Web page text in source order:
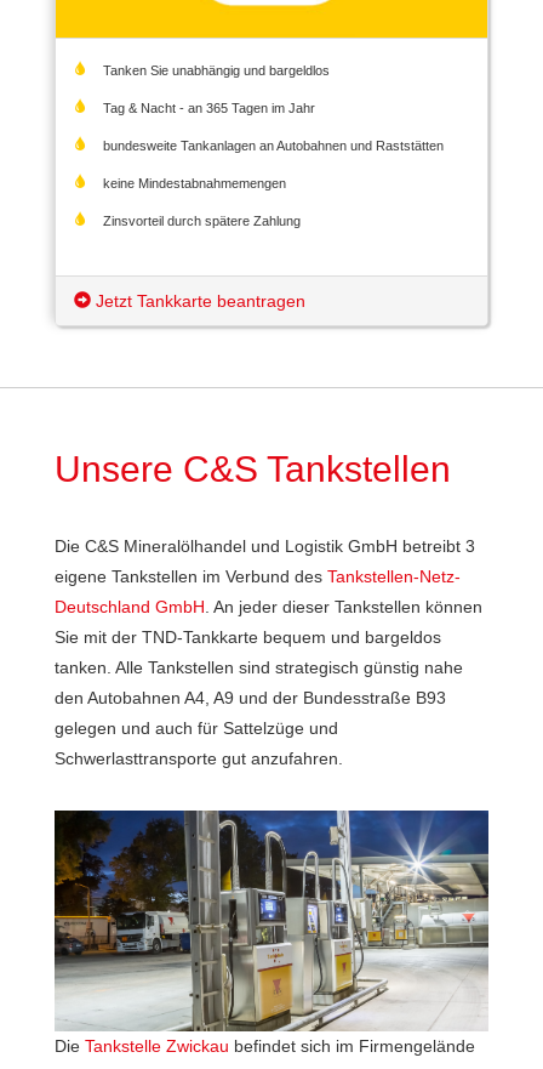
Tanken Sie unabhängig und bargeldlos
Tag & Nacht - an 365 Tagen im Jahr
bundesweite Tankanlagen an Autobahnen und Raststätten
keine Mindestabnahmemengen
Zinsvorteil durch spätere Zahlung
Jetzt Tankkarte beantragen
Unsere C&S Tankstellen
Die C&S Mineralölhandel und Logistik GmbH betreibt 3
eigene Tankstellen im Verbund des Tankstellen-Netz-
Deutschland GmbH . An jeder dieser Tankstellen können
Sie mit der TND-Tankkarte bequem und bargeldos
tanken. Alle Tankstellen sind strategisch günstig nahe
den Autobahnen A4, A9 und der Bundesstraße B93
gelegen und auch für Sattelzüge und
Schwerlasttransporte gut anzufahren.
Die Tankstelle Zwickau befindet sich im Firmengelände